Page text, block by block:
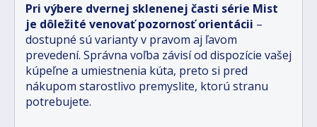
Pri výbere dvernej sklenenej časti série Mist
je dôležité venovať pozornosť orientácii –
dostupné sú varianty v pravom aj ľavom
prevedení. Správna voľba závisí od dispozície vašej
kúpeľne a umiestnenia kúta, preto si pred
nákupom starostlivo premyslite, ktorú stranu
potrebujete.